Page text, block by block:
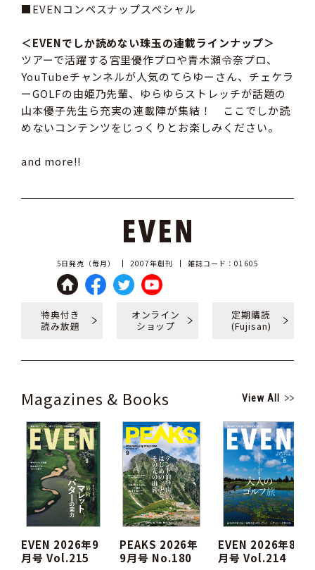
■EVENコンペスナップスペシャル
＜EVENでしか読めない珠玉の連載ラインナップ＞
ツアーで活躍する宮里優作プロや青木瀬令奈プロ、
YouTubeチャンネルが人気のてらゆーさん、チェケラ
ーGOLFの由姫乃先輩、ゆらゆらストレッチが話題の
山本優子先生ら充実の連載陣が集結！ ここでしか読
めないコンテンツをじっくりとお楽しみください。
and more!!
5日発売（毎月） 2007年創刊 雑誌コード：01605
特典付き
読み放題
オンライン
ショップ
定期購読
(Fujisan)
Magazines & Books View All
EVEN 2026年9
月号 Vol.215
PEAKS 2026年
9月号 No.180
EVEN 2026年8
月号 Vol.214